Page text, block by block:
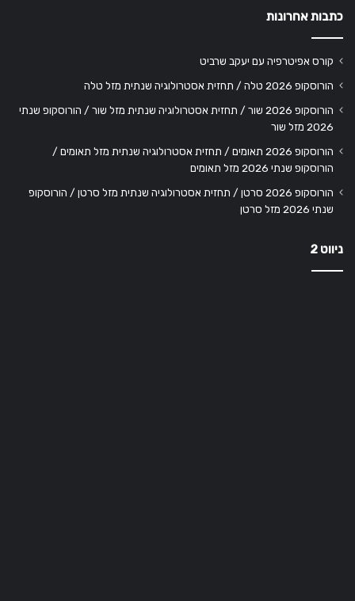
כתבות אחרונות
קורס אפיטרפיה עם יעקב שרביט
הורוסקופ 2026 טלה / תחזית אסטרולוגיה שנתית מזל טלה
הורוסקופ 2026 שור / תחזית אסטרולוגיה שנתית מזל שור / הורוסקופ שנתי
2026 מזל שור
הורוסקופ 2026 תאומים / תחזית אסטרולוגיה שנתית מזל תאומים /
הורוסקופ שנתי 2026 מזל תאומים
הורוסקופ 2026 סרטן / תחזית אסטרולוגיה שנתית מזל סרטן / הורוסקופ
שנתי 2026 מזל סרטן
ניווט 2